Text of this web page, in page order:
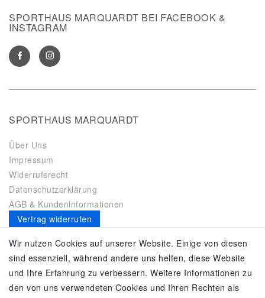
SPORTHAUS MARQUARDT BEI FACEBOOK &
INSTAGRAM
SPORTHAUS MARQUARDT
Über Uns
Impressum
Widerrufsrecht
Datenschutzerklärung
AGB & Kundeninformationen
Vertrag widerrufen
Es gilt unsereDatenschutzerklärung
SERVICE
Kontakt
Wir nutzen Cookies auf unserer Website. Einige von diesen
sind essenziell, während andere uns helfen, diese Website
und Ihre Erfahrung zu verbessern. Weitere Informationen zu
den von uns verwendeten Cookies und Ihren Rechten als